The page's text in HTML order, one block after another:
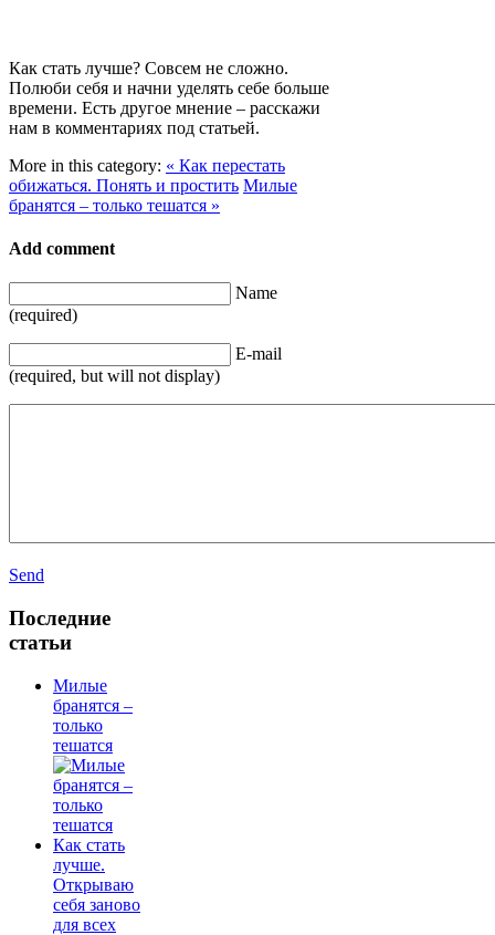
Как стать лучше? Совсем не сложно.
Полюби себя и начни уделять себе больше
времени. Есть другое мнение – расскажи
нам в комментариях под статьей.
More in this category: « Как перестать
обижаться. Понять и простить Милые
бранятся – только тешатся »
Add comment
Name
(required)
E-mail
(required, but will not display)
Send
Последние
статьи
Милые
бранятся –
только
тешатся
Как стать
лучше.
Открываю
себя заново
для всех